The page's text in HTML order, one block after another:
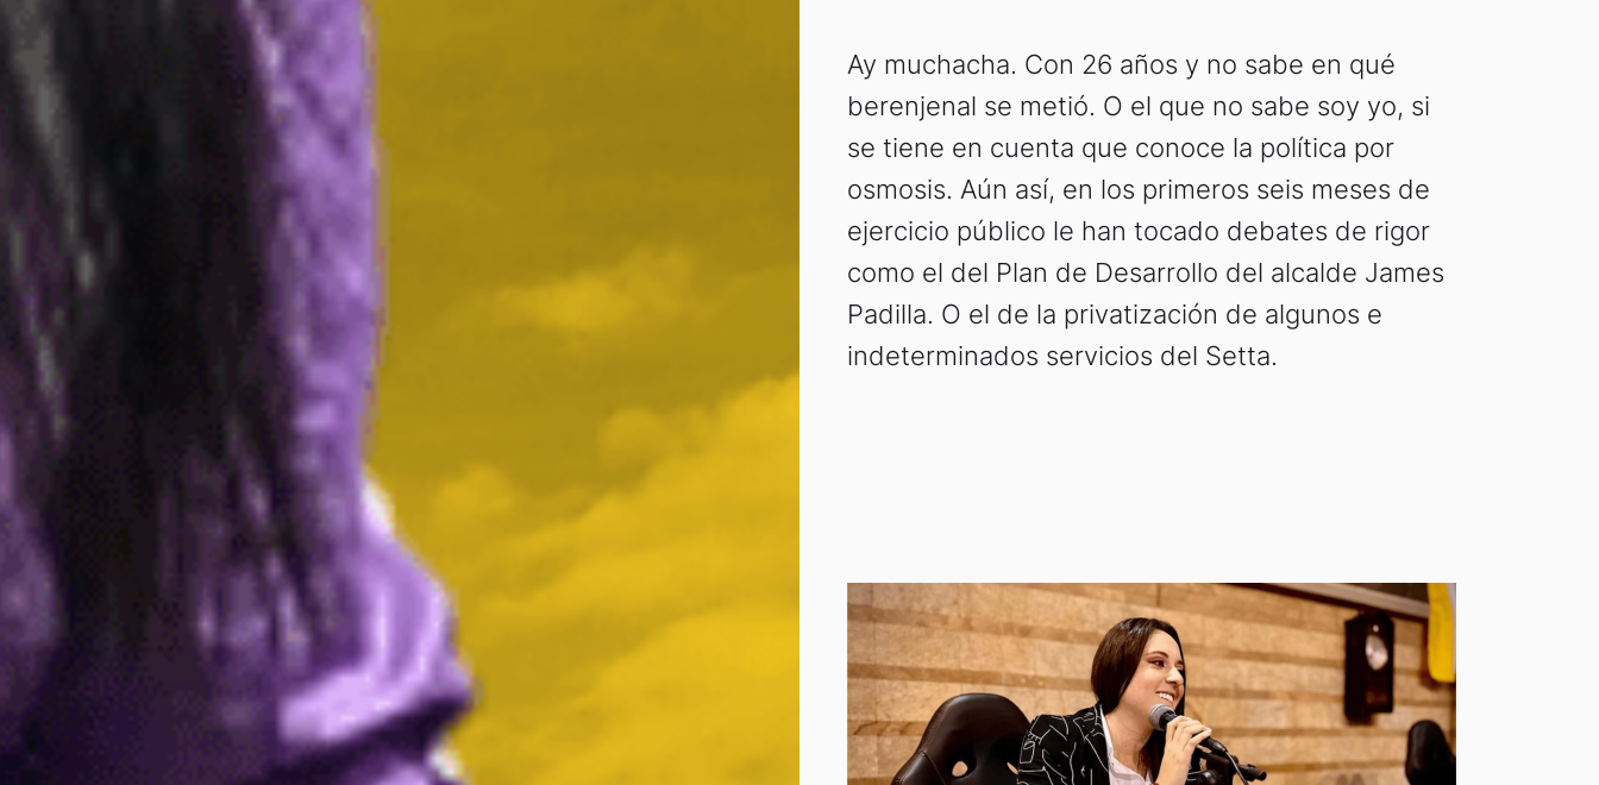
Ay muchacha. Con 26 años y no sabe en qué
berenjenal se metió. O el que no sabe soy yo, si
se tiene en cuenta que conoce la política por
osmosis. Aún así, en los primeros seis meses de
ejercicio público le han tocado debates de rigor
como el del Plan de Desarrollo del alcalde James
Padilla. O el de la privatización de algunos e
indeterminados servicios del Setta.